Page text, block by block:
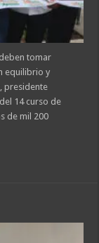
tomar
equilibrio y
presidente
14 curso de
de mil 200